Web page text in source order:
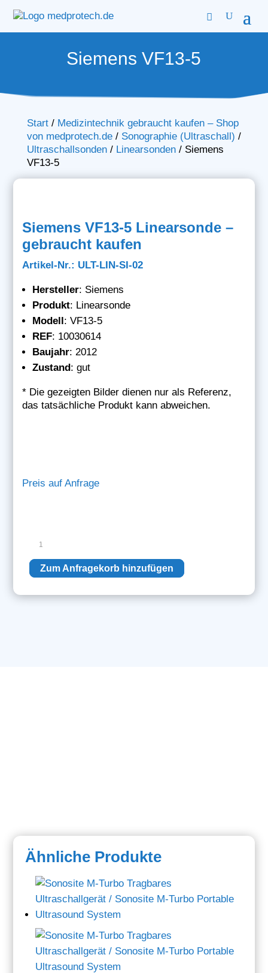
Siemens VF13-5
Start/ Medizintechnik gebraucht kaufen – Shop
von medprotech.de/ Sonographie (Ultraschall) /
Ultraschallsonden/ Linearsonden/ Siemens
VF13-5
Siemens VF13-5 Linearsonde –
gebraucht kaufen
Artikel-Nr.: ULT-LIN-SI-02
Hersteller: Siemens
Produkt: Linearsonde
Modell: VF13-5
REF: 10030614
Baujahr: 2012
Zustand: gut
* Die gezeigten Bilder dienen nur als Referenz,
das tatsächliche Produkt kann abweichen.
Preis auf Anfrage
VF13-
5
Menge
Zum Anfragekorb hinzufügen
Ähnliche Produkte